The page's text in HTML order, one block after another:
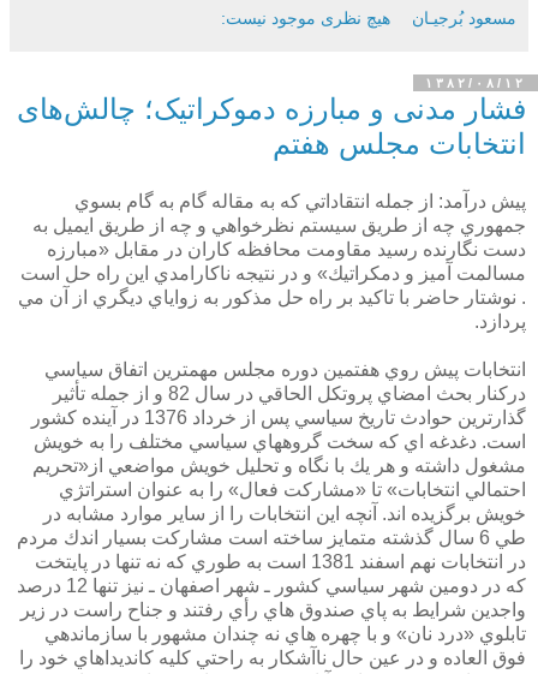
مسعود بُرجيـان هیچ نظری موجود نیست:
۱۳۸۲/۰۸/۱۲
فشار مدنی و مبارزه دموکراتیک؛ چالش‌های
انتخابات مجلس هفتم
پيش درآمد: از جمله انتقاداتي كه به مقاله گام به گام بسوي
جمهوري چه از طريق سيستم نظرخواهي و چه از طريق ايميل به
دست نگارنده رسيد مقاومت محافظه كاران در مقابل «مبارزه
مسالمت آميز و دمكراتيك» و در نتيجه ناكارامدي اين راه حل است
. نوشتار حاضر با تاكيد بر راه حل مذكور به زواياي ديگري از آن مي
پردازد.
انتخابات پيش روي هفتمين دوره مجلس مهمترين اتفاق سياسي
دركنار بحث امضاي پروتكل الحاقي در سال 82 و از جمله تأثير
گذارترين حوادث تاريخ سياسي پس از خرداد 1376 در آينده كشور
است. دغدغه اي كه سخت گروههاي سياسي مختلف را به خويش
مشغول داشته و هر يك با نگاه و تحليل خويش مواضعي از«تحريم
احتمالي انتخابات» تا «مشاركت فعال» را به عنوان استراتژي
خويش برگزيده اند. آنچه اين انتخابات را از ساير موارد مشابه در
طي 6 سال گذشته متمايز ساخته است مشاركت بسيار اندك مردم
در انتخابات نهم اسفند 1381 است به طوري كه نه تنها در پايتخت
كه در دومين شهر سياسي كشور ـ شهر اصفهان ـ نيز تنها 12 درصد
واجدين شرايط به پاي صندوق هاي رأي رفتند و جناح راست در زير
تابلوي «درد نان» و با چهره هاي نه چندان مشهور با سازماندهي
فوق العاده و در عين حال ناآشكار به راحتي كليه كانديداهاي خود را